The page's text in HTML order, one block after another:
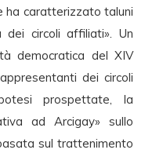
ha caratterizzato taluni
dei circoli affiliati». Un
democratica del XIV
dei circoli
prospettate, la
ad Arcigay» sullo
sul trattenimento